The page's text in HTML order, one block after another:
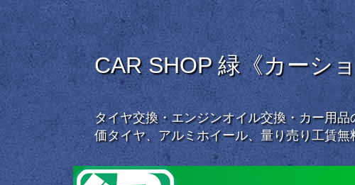
CAR SHOP 緑《カーシ
タイヤ交換・エンジンオイル交換・カー用
価タイヤ、アルミホイール、量り売り工賃